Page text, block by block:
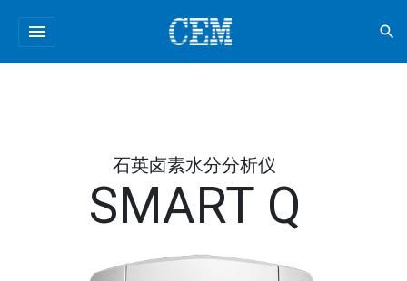
menu search
石英卤素水分分析仪
SMART Q